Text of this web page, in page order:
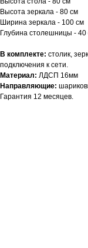
Высота зеркала - 80 см
Ширина зеркала - 100 см
Глубина столешницы - 40
В комплекте: столик,
подключения к сети.
Материал: ЛДСП 16мм
Направляющие:
Гарантия 12 месяцев.